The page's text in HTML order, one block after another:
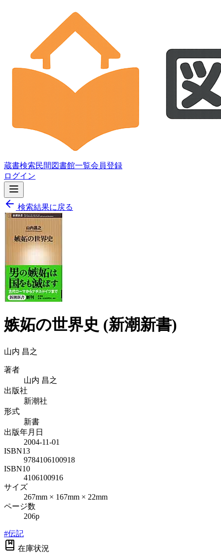
蔵書検索民間図書館一覧会員登録
ログイン
検索結果に戻る
嫉妬の世界史 (新潮新書)
山内 昌之
著者
山内 昌之
出版社
新潮社
形式
新書
出版年月日
2004-11-01
ISBN13
9784106100918
ISBN10
4106100916
サイズ
267mm × 167mm × 22mm
ページ数
206p
#伝記
在庫状況